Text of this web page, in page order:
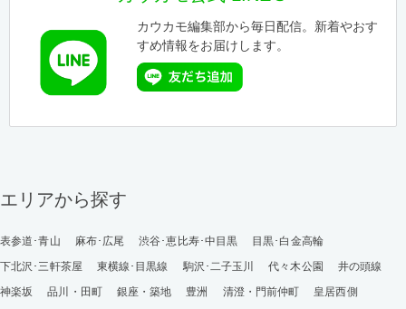
カウカモ編集部から毎日配信。新着やおす
すめ情報をお届けします。
エリアから探す
表参道･青山 麻布･広尾 渋谷･恵比寿･中目黒
目黒･白金高輪
下北沢･三軒茶屋
東横線･目黒線 駒沢･二子玉川 代々木公園
井の頭線
神楽坂
品川・田町 銀座・築地 豊洲 清澄・門前仲町
皇居西側